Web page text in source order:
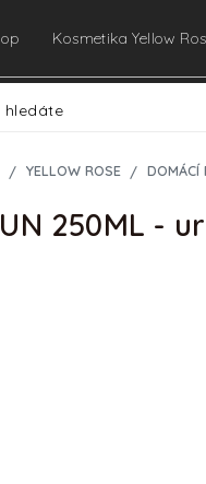
Kosmetika Yellow
YELLOW ROSE DOMÁCÍ
250ML -